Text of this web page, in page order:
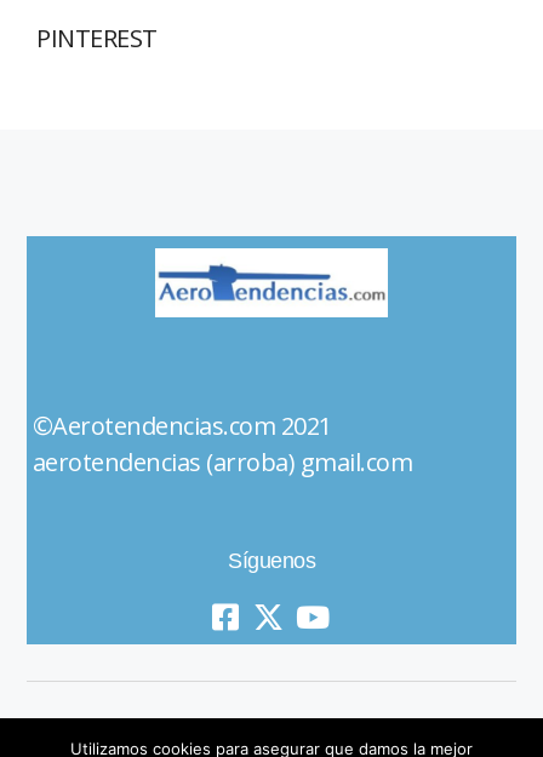
PINTEREST
©Aerotendencias.com 2021
aerotendencias (arroba) gmail.com
Síguenos
Utilizamos cookies para asegurar que damos la mejor